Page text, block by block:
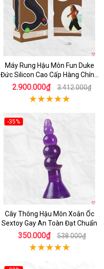
Máy Rung Hậu Môn Fun Duke
Đức Silicon Cao Cấp Hàng Chính
Hãng
2.900.000₫ 3.412.000₫
-35%
Cây Thông Hậu Môn Xoắn Ốc
Sextoy Gay An Toàn Đạt Chuẩn
350.000₫ 538.000₫